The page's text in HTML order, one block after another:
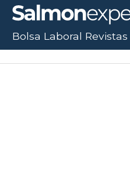
Bolsa Laboral Revistas